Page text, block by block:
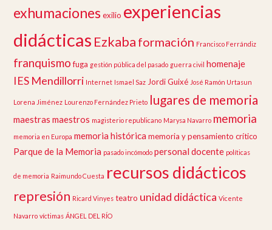
exhumaciones exilio experiencias
didácticas Ezkaba formación Francisco Ferrándiz
franquismo fuga gestión pública del pasado guerra civil homenaje
IES Mendillorri Internet Ismael Saz Jordi Guixé José Ramón Urtasun
Lorena Jiménez Lourenzo Fernández Prieto lugares de memoria
maestras maestros magisterio republicano Marysa Navarro memoria
memoria en Europa memoria histórica memoria y pensamiento crítico
Parque de la Memoria pasado incómodo personal docente políticas
de memoria Raimundo Cuesta recursos didácticos
represión Ricard Vinyes teatro unidad didáctica Vicente
Navarro víctimas ÁNGEL DEL RÍO